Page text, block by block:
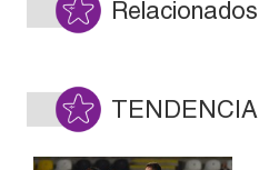
Relacionados
TENDENCIA